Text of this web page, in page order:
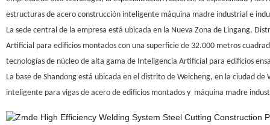
estructuras de acero construcción inteligente máquina madre industrial e
La sede central de la empresa está ubicada en la Nueva Zona de Lingang,
Artificial para edificios montados con una superficie de 32.000 metros
tecnologías de núcleo de alta gama de Inteligencia Artificial para edificios
La base de Shandong está ubicada en el distrito de Weicheng, en la ciudad
inteligente para vigas de acero de edificios montados y máquina madre